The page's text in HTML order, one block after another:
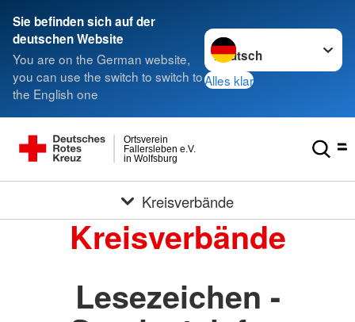
Sie befinden sich auf der
deutschen Website
You are on the German website,
you can use the switch to switch to
the English one
Sprache wechseln zu
Alles klar
in Wolfsburg
Fallersleben e.V.
Ortsverein
Kreisverbände
Kreisverbände
Lesezeichen -